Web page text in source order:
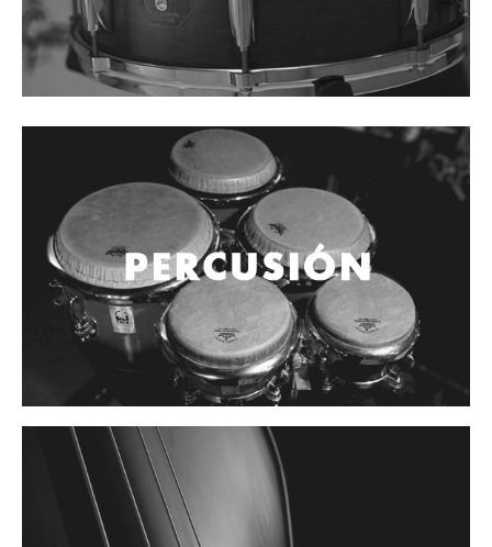
Cables
Audio Profesional
Columnas pasivas
Columnas activas
Consolas mezcladoras
Procesadores y efectos
Monitores de estudio
Interfaz para grabación
Audífonos y monitoreo personal
Instalaciones y publicidad
Accesorios
Controladores